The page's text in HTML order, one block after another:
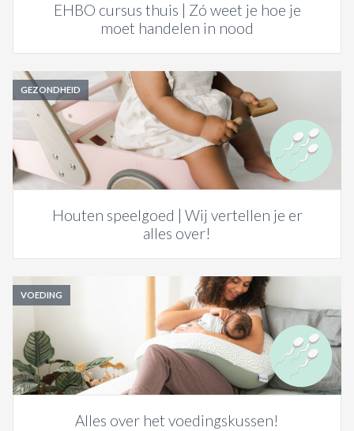
EHBO cursus thuis | Zó weet je hoe je
moet handelen in nood
GEZONDHEID
Houten speelgoed | Wij vertellen je er
alles over!
VOEDING
Alles over het voedingskussen!